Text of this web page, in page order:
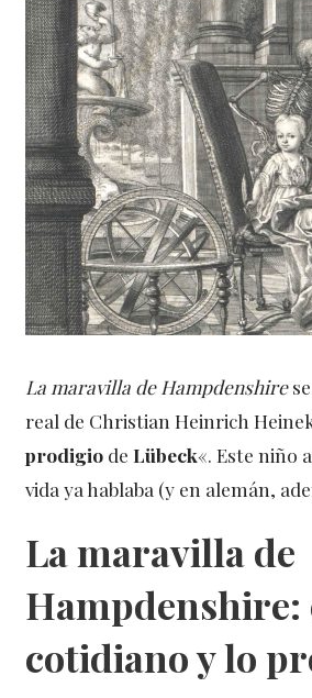
La maravilla de Hampdenshire
real de Christian Heinrich
prodigio de Lübeck«. Este niño
vida ya hablaba (y en alemán,
La maravilla de
cotidiano y lo